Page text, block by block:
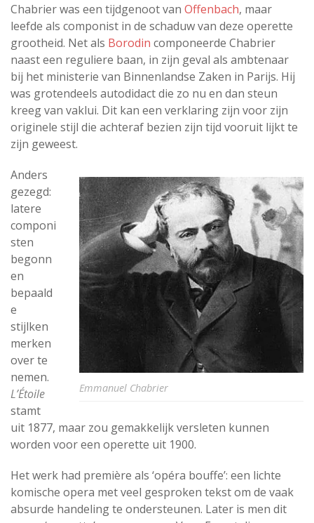
Chabrier was een tijdgenoot van Offenbach, maar
leefde als componist in de schaduw van deze operette
grootheid. Net als Borodin componeerde Chabrier
naast een reguliere baan, in zijn geval als ambtenaar
bij het ministerie van Binnenlandse Zaken in Parijs. Hij
was grotendeels autodidact die zo nu en dan steun
kreeg van vaklui. Dit kan een verklaring zijn voor zijn
originele stijl die achteraf bezien zijn tijd vooruit lijkt te
zijn geweest.
Emmanuel Chabrier
Anders
gezegd:
latere
componi
sten
begonn
en
bepaald
e
stijlken
merken
over te
nemen.
L’Étoile
stamt
uit 1877, maar zou gemakkelijk versleten kunnen
worden voor een operette uit 1900.
Het werk had première als ‘opéra bouffe’: een lichte
komische opera met veel gesproken tekst om de vaak
absurde handeling te ondersteunen. Later is men dit